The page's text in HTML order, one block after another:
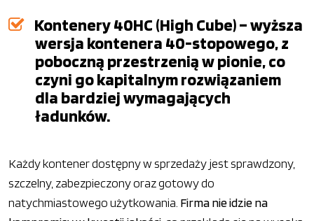
Kontenery 40HC (High Cube) – wyższa
wersja kontenera 40-stopowego, z
poboczną przestrzenią w pionie, co
czyni go kapitalnym rozwiązaniem
dla bardziej wymagających
ładunków.
Każdy kontener dostępny w sprzedaży jest sprawdzony,
szczelny, zabezpieczony oraz gotowy do
natychmiastowego użytkowania. Firma nie idzie na